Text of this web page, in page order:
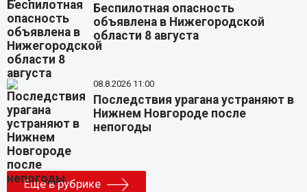
Беспилотная опасность
объявлена в Нижегородской
области 8 августа
08.8.2026 11:00
Последствия урагана устраняют в
Нижнем Новгороде после
непогоды
Еще в рубрике